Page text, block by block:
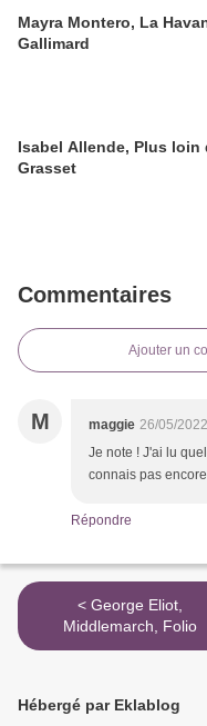
Mayra Montero, La
Gallimard
Isabel Allende, Plus loin
Grasset
Commentaires
Ajouter un
M maggie 26/05/
Je note ! J'ai lu
connais pas
Répondre
< George Eliot,
Middlemarch, Folio
Hébergé par Eklablog